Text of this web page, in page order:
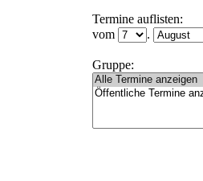
Termine auflisten:
vom
.
Gruppe: